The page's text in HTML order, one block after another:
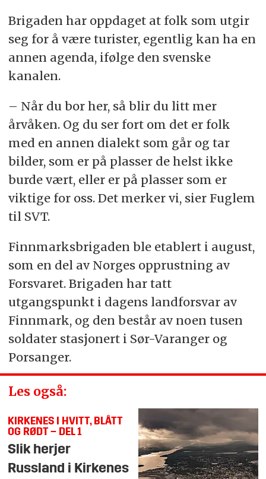
Brigaden har oppdaget at folk som utgir
seg for å være turister, egentlig kan ha en
annen agenda, ifølge den svenske
kanalen.
– Når du bor her, så blir du litt mer
årvåken. Og du ser fort om det er folk
med en annen dialekt som går og tar
bilder, som er på plasser de helst ikke
burde vært, eller er på plasser som er
viktige for oss. Det merker vi, sier Fuglem
til SVT.
Finnmarksbrigaden ble etablert i august,
som en del av Norges opprustning av
Forsvaret. Brigaden har tatt
utgangspunkt i dagens landforsvar av
Finnmark, og den består av noen tusen
soldater stasjonert i Sør-Varanger og
Porsanger.
Les også:
KIRKENES I HVITT, BLÅTT
OG RØDT – DEL 1
Slik herjer
Russland i Kirkenes